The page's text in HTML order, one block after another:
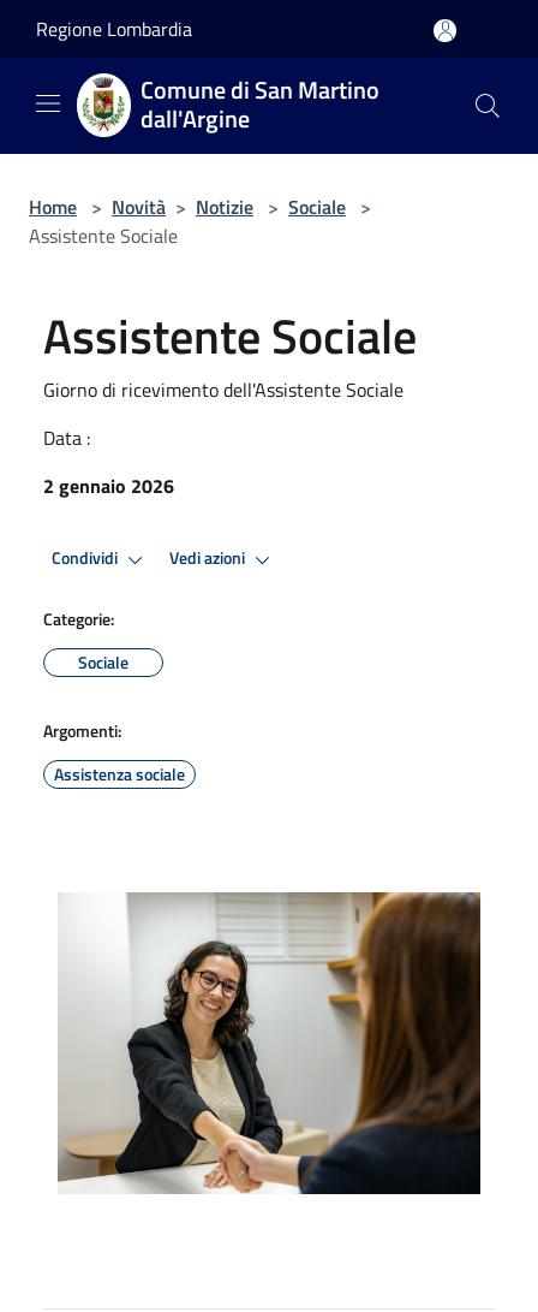
Regione Lombardia
Comune di San Martino
dall'Argine
Home > Novità > Notizie > Sociale >
Assistente Sociale
Assistente Sociale
Giorno di ricevimento dell'Assistente Sociale
Data :
2 gennaio 2026
Condividi Vedi azioni
Categorie:
Sociale
Argomenti:
Assistenza sociale